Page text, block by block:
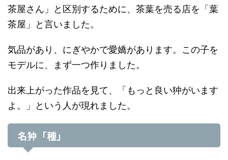
茶屋さん」と区別するために、茶葉を売る店を「葉
茶屋」と言いました。
気品があり、にぎやかで愛嬌があります。この子を
モデルに、まず一つ作りました。
出来上がった作品を見て、「もっと良い狆がいます
よ。」という人が現れました。
名狆「種」